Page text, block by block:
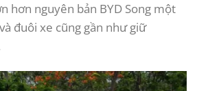
hơn nguyên bản BYD Song một
đuôi xe cũng gần như giữ